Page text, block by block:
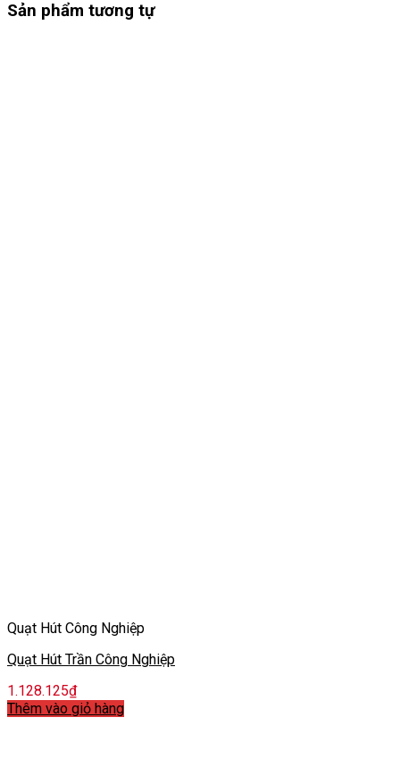
Sản phẩm tương tự
Quạt Hút Công Nghiệp
Quạt Hút Trần Công Nghiệp
1.128.125₫
Thêm vào giỏ hàng